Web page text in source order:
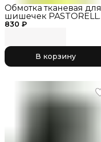
830 ₽
Обмотка тканевая для
шишечек PASTORELLI
жёлтый
В корзину